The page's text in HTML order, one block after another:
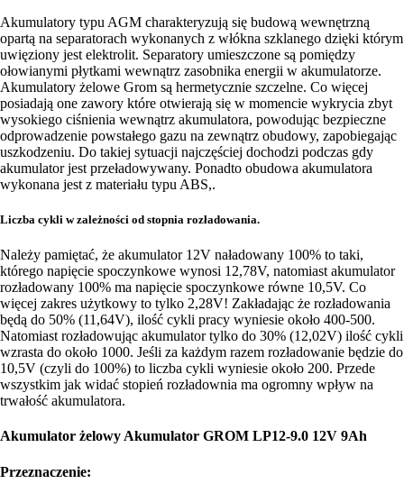
Akumulatory typu AGM charakteryzują się budową wewnętrzną
opartą na separatorach wykonanych z włókna szklanego dzięki którym
uwięziony jest elektrolit. Separatory umieszczone są pomiędzy
ołowianymi płytkami wewnątrz zasobnika energii w akumulatorze.
Akumulatory żelowe Grom są hermetycznie szczelne. Co więcej
posiadają one zawory które otwierają się w momencie wykrycia zbyt
wysokiego ciśnienia wewnątrz akumulatora, powodując bezpieczne
odprowadzenie powstałego gazu na zewnątrz obudowy, zapobiegając
uszkodzeniu. Do takiej sytuacji najczęściej dochodzi podczas gdy
akumulator jest przeładowywany. Ponadto obudowa akumulatora
wykonana jest z materiału typu ABS,.
Liczba cykli w zależności od stopnia rozładowania.
Należy pamiętać, że akumulator 12V naładowany 100% to taki,
którego napięcie spoczynkowe wynosi 12,78V, natomiast akumulator
rozładowany 100% ma napięcie spoczynkowe równe 10,5V. Co
więcej zakres użytkowy to tylko 2,28V! Zakładając że rozładowania
będą do 50% (11,64V), ilość cykli pracy wyniesie około 400-500.
Natomiast rozładowując akumulator tylko do 30% (12,02V) ilość cykli
wzrasta do około 1000. Jeśli za każdym razem rozładowanie będzie do
10,5V (czyli do 100%) to liczba cykli wyniesie około 200. Przede
wszystkim jak widać stopień rozładownia ma ogromny wpływ na
trwałość akumulatora.
Akumulator żelowy Akumulator GROM LP12-9.0 12V 9Ah
Przeznaczenie: